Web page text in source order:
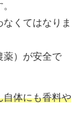
くてはなりま
薬）が安全で
自体にも香料や